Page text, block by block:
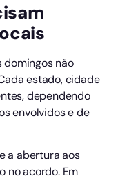
domingos não
estado, cidade
dependendo
envolvidos e de
a abertura aos
no acordo. Em